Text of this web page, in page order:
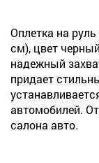
Оплетка на
см), цвет
надежный
придает
автомобилей.
салона авто.